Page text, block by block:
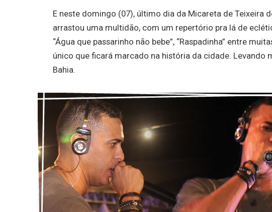
E neste domingo (07), último dia da Micareta de Teixeira
arrastou uma multidão, com um repertório pra lá de
“Água que passarinho não bebe”, “Raspadinha” entre
único que ficará marcado na história da cidade.
Bahia.